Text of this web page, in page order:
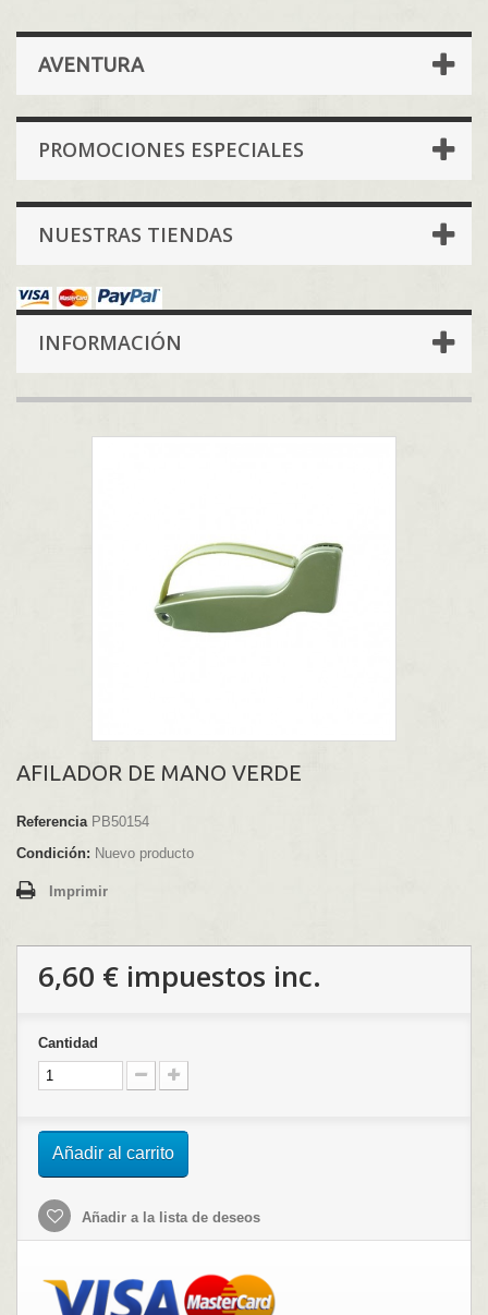
AVENTURA
PROMOCIONES ESPECIALES
NUESTRAS TIENDAS
INFORMACIÓN
AFILADOR DE MANO VERDE
Referencia PB50154
Condición: Nuevo producto
Imprimir
6,60 € impuestos inc.
Cantidad
Añadir al carrito
Añadir a la lista de deseos